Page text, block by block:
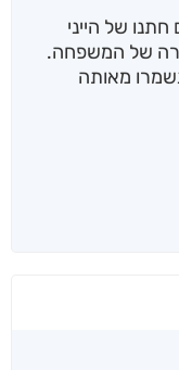
של הייני
של המשפחה.
מאותה